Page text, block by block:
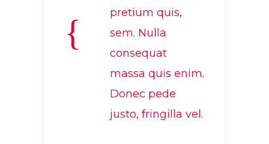
pretium quis,
sem. Nulla
consequat
massa quis enim.
Donec pede
justo, fringilla vel.